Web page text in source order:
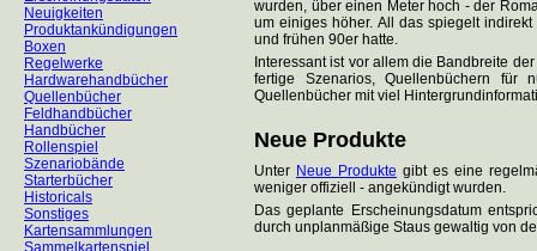
Neuigkeiten
Produktankündigungen
Boxen
Regelwerke
Hardwarehandbücher
Quellenbücher
Feldhandbücher
Handbücher
Rollenspiel
Szenariobände
Starterbücher
Historicals
Sonstiges
Kartensammlungen
Sammelkartenspiel
wurden, über einen Meter hoch - der
um einiges höher. All das spiegelt
und frühen 90er hatte.
Interessant ist vor allem die Bandbreite
fertige Szenarios, Quellenbüchern für
Quellenbücher mit viel
Neue Produkte
Unter Neue Produkte gibt es eine
weniger offiziell - angekündigt wurden.
Das geplante Erscheinungsdatum
durch unplanmäßige Staus gewaltig von